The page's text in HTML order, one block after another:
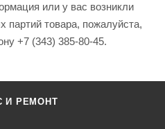
или у вас возникли
партий товара, пожалуйста,
+7 (343) 385-80-45.
И РЕМОНТ